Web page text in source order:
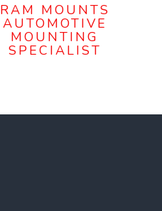
RAM MOUNTS
AUTOMOTIVE
MOUNTING
SPECIALIST